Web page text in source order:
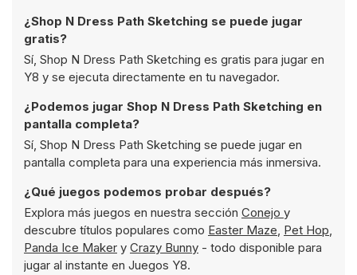
¿Shop N Dress Path Sketching se puede jugar
gratis?
Sí, Shop N Dress Path Sketching es gratis para jugar en
Y8 y se ejecuta directamente en tu navegador.
¿Podemos jugar Shop N Dress Path Sketching en
pantalla completa?
Sí, Shop N Dress Path Sketching se puede jugar en
pantalla completa para una experiencia más inmersiva.
¿Qué juegos podemos probar después?
Explora más juegos en nuestra sección Conejo y
descubre títulos populares como Easter Maze, Pet Hop,
Panda Ice Maker y Crazy Bunny - todo disponible para
jugar al instante en Juegos Y8.